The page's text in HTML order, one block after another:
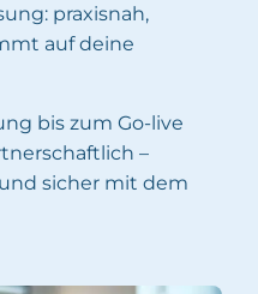
praxisnah,
auf deine
bis zum Go-live
–
sicher mit dem